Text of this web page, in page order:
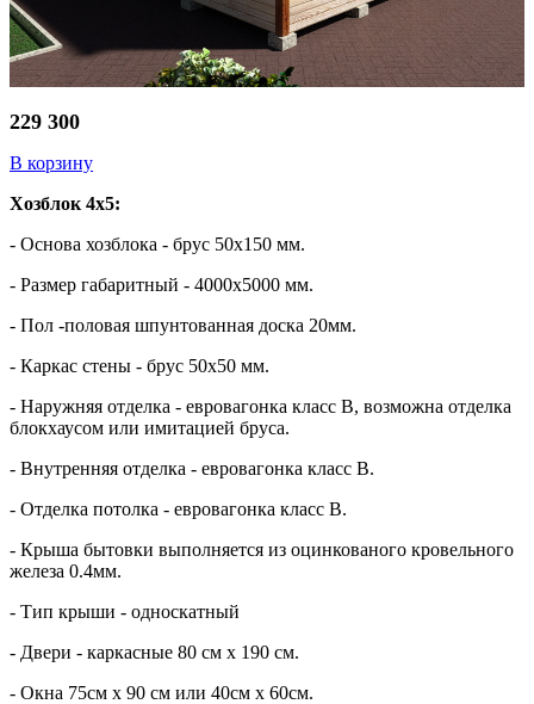
229 300
В корзину
Хозблок 4х5:
- Основа хозблока - брус 50х150 мм.
- Размер габаритный - 4000х5000 мм.
- Пол -половая шпунтованная доска 20мм.
- Каркас стены - брус 50х50 мм.
- Наружняя отделка - евровагонка класс В, возможна отделка
блокхаусом или имитацией бруса.
- Внутренняя отделка - евровагонка класс В.
- Отделка потолка - евровагонка класс В.
- Крыша бытовки выполняется из оцинкованого кровельного
железа 0.4мм.
- Тип крыши - односкатный
- Двери - каркасные 80 см х 190 см.
- Окна 75см х 90 см или 40см х 60см.